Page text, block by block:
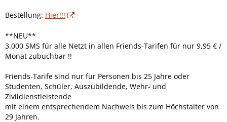
Bestellung: Hier!!!
**NEU**
3.000 SMS für alle Netzt in allen Friends-Tarifen für nur 9,95 € /
Monat zubuchbar !!
Friends-Tarife sind nur für Personen bis 25 Jahre oder
Studenten, Schüler, Auszubildende, Wehr- und
Zivildienstleistende
mit einem entsprechendem Nachweis bis zum Höchstalter von
29 Jahren.